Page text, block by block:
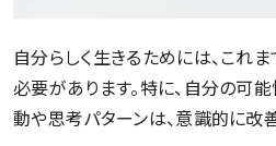
自分らしく生きるためには、これ
必要があります。特に、自分の可
動や思考パターンは、意識的に改